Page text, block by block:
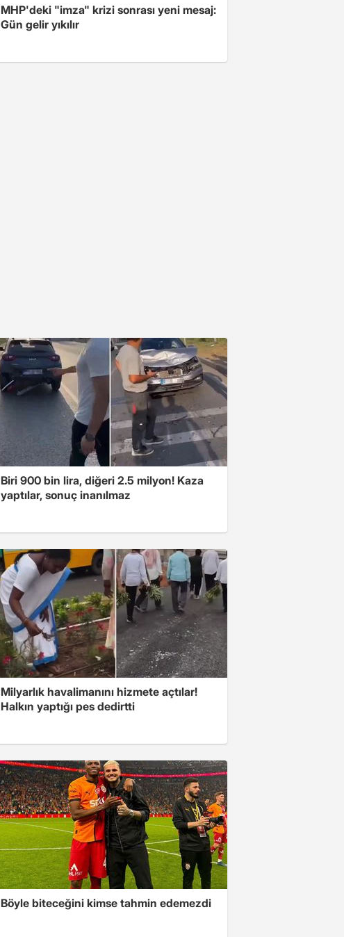
MHP'deki "imza" krizi sonrası yeni mesaj:
Gün gelir yıkılır
Biri 900 bin lira, diğeri 2.5 milyon! Kaza
yaptılar, sonuç inanılmaz
Milyarlık havalimanını hizmete açtılar!
Halkın yaptığı pes dedirtti
Böyle biteceğini kimse tahmin edemezdi